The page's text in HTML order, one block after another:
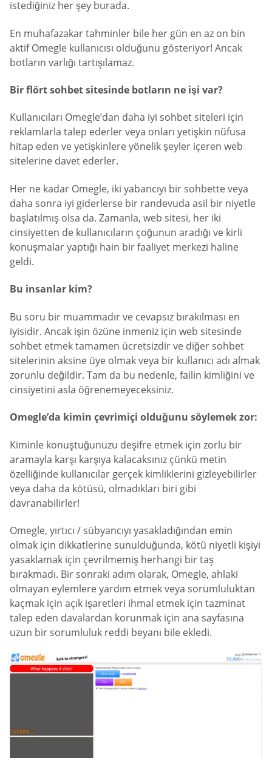
istediğiniz her şey burada.
En muhafazakar tahminler bile her gün en az on bin
aktif Omegle kullanıcısı olduğunu gösteriyor! Ancak
botların varlığı tartışılamaz.
Bir flört sohbet sitesinde botların ne işi var?
Kullanıcıları Omegle’dan daha iyi sohbet siteleri için
reklamlarla talep ederler veya onları yetişkin nüfusa
hitap eden ve yetişkinlere yönelik şeyler içeren web
sitelerine davet ederler.
Her ne kadar Omegle, iki yabancıyı bir sohbette veya
daha sonra iyi giderlerse bir randevuda asil bir niyetle
başlatılmış olsa da. Zamanla, web sitesi, her iki
cinsiyetten de kullanıcıların çoğunun aradığı ve kirli
konuşmalar yaptığı hain bir faaliyet merkezi haline
geldi.
Bu insanlar kim?
Bu soru bir muammadır ve cevapsız bırakılması en
iyisidir. Ancak işin özüne inmeniz için web sitesinde
sohbet etmek tamamen ücretsizdir ve diğer sohbet
sitelerinin aksine üye olmak veya bir kullanıcı adı almak
zorunlu değildir. Tam da bu nedenle, failin kimliğini ve
cinsiyetini asla öğrenemeyeceksiniz.
Omegle’da kimin çevrimiçi olduğunu söylemek zor:
Kiminle konuştuğunuzu deşifre etmek için zorlu bir
aramayla karşı karşıya kalacaksınız çünkü metin
özelliğinde kullanıcılar gerçek kimliklerini gizleyebilirler
veya daha da kötüsü, olmadıkları biri gibi
davranabilirler!
Omegle, yırtıcı / sübyancıyı yasakladığından emin
olmak için dikkatlerine sunulduğunda, kötü niyetli kişiyi
yasaklamak için çevrilmemiş herhangi bir taş
bırakmadı. Bir sonraki adım olarak, Omegle, ahlaki
olmayan eylemlere yardım etmek veya sorumluluktan
kaçmak için açık işaretleri ihmal etmek için tazminat
talep eden davalardan korunmak için ana sayfasına
uzun bir sorumluluk reddi beyanı bile ekledi.